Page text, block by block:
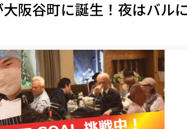
社会貢献
北
茨城 栃木 群馬 埼玉 千葉
新潟 富山 石川 福井 山梨
三重 滋賀 京都 大阪 兵庫
鳥取 島根 岡山 広島 山口
阪谷町に誕生！夜はバル